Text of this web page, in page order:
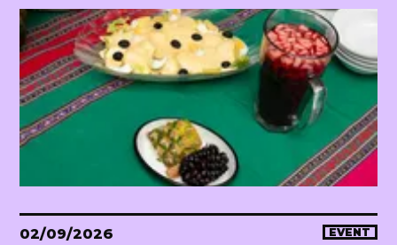
02/09/2026 EVENT